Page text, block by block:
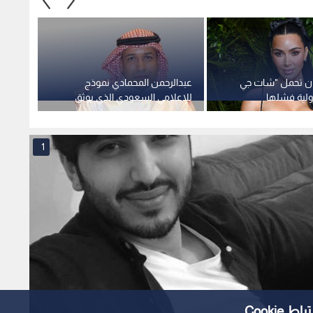
عبدالرحمن المحمادي نموذج
للإعلامي السعودي الذي يوثق
الواقع بروح الوطن
تحمل "شات جي
فشلها
1